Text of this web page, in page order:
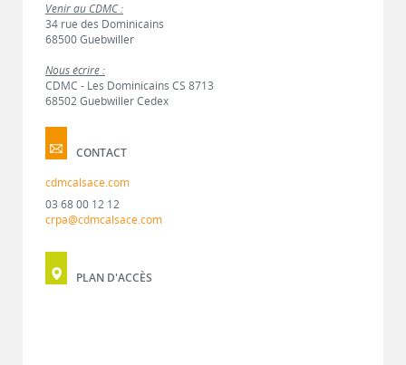
Venir au CDMC :
34 rue des Dominicains
68500 Guebwiller
Nous écrire :
CDMC - Les Dominicains CS 8713
68502 Guebwiller Cedex
CONTACT
cdmcalsace.com
03 68 00 12 12
crpa@cdmcalsace.com
PLAN D'ACCÈS